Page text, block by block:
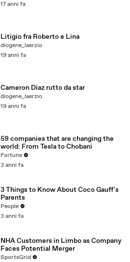
17 anni fa
Litigio fra Roberto e Lina
diogene_laerzio
19 anni fa
Cameron Diaz rutto da star
diogene_laerzio
19 anni fa
59 companies that are changing the
world: From Tesla to Chobani
Fortune
3 anni fa
3 Things to Know About Coco Gauff's
Parents
People
3 anni fa
NHA Customers in Limbo as Company
Faces Potential Merger
SportsGrid